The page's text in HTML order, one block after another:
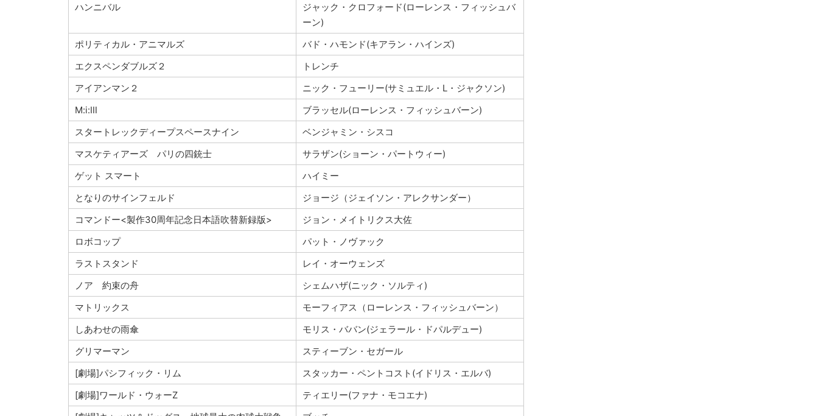
ハンニバル
ジャック・クロフォード(ローレンス・フィッシュバ
ーン)
ポリティカル・アニマルズ
バド・ハモンド(キアラン・ハインズ)
エクスペンダブルズ２
トレンチ
アイアンマン２
ニック・フューリー(サミュエル・L・ジャクソン)
M:i:Ⅲ
ブラッセル(ローレンス・フィッシュバーン)
スタートレックディープスペースナイン
ベンジャミン・シスコ
マスケティアーズ パリの四銃士
サラザン(ショーン・パートウィー)
ゲット スマート
ハイミー
となりのサインフェルド
ジョージ（ジェイソン・アレクサンダー）
コマンドー<製作30周年記念日本語吹替新録版>
ジョン・メイトリクス大佐
ロボコップ
パット・ノヴァック
ラストスタンド
レイ・オーウェンズ
ノア 約束の舟
シェムハザ(ニック・ソルティ)
マトリックス
モーフィアス（ローレンス・フィッシュバーン）
しあわせの雨傘
モリス・ババン(ジェラール・ドパルデュー)
グリマーマン
スティーブン・セガール
[劇場]パシフィック・リム
スタッカー・ペントコスト(イドリス・エルバ)
[劇場]ワールド・ウォーZ
ティエリー(ファナ・モコエナ)